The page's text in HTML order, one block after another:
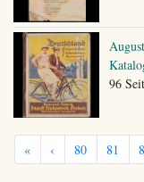
96
« ‹ 80 81